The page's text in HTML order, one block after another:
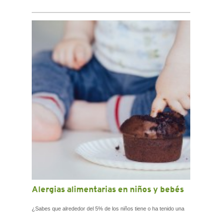
Alergias alimentarias en niños y bebés
¿Sabes que alrededor del 5% de los niños tiene o ha tenido una